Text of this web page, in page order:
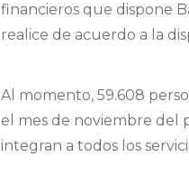
financieros que dispone
realice de acuerdo a la
Al momento, 59.608
el mes de noviembre del
integran a todos los